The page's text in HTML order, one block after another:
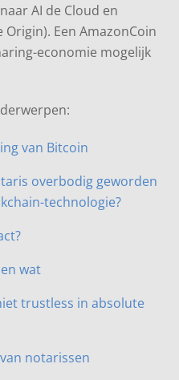
AI de Cloud en
Een AmazonCoin
economie mogelijk
van Bitcoin
overbodig geworden
technologie?
wat
trustless in absolute
notarissen